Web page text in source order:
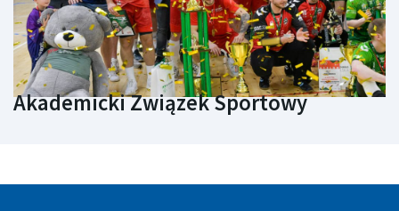
Akademicki Związek Sportowy